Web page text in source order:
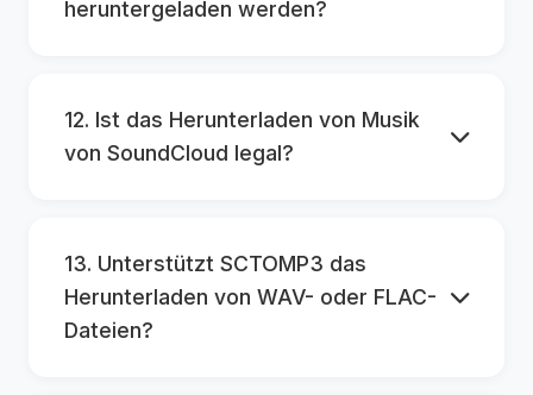
heruntergeladen werden?
12. Ist das Herunterladen von Musik
von SoundCloud legal?
13. Unterstützt SCTOMP3 das
Herunterladen von WAV- oder FLAC-
Dateien?